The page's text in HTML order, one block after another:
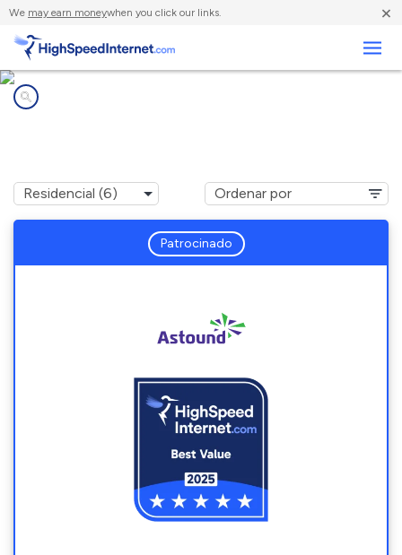
We may earn moneywhen you click our links. ×
Patrocinado